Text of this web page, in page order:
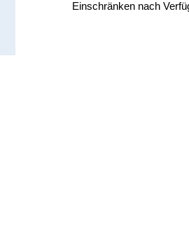
Einschränken nach